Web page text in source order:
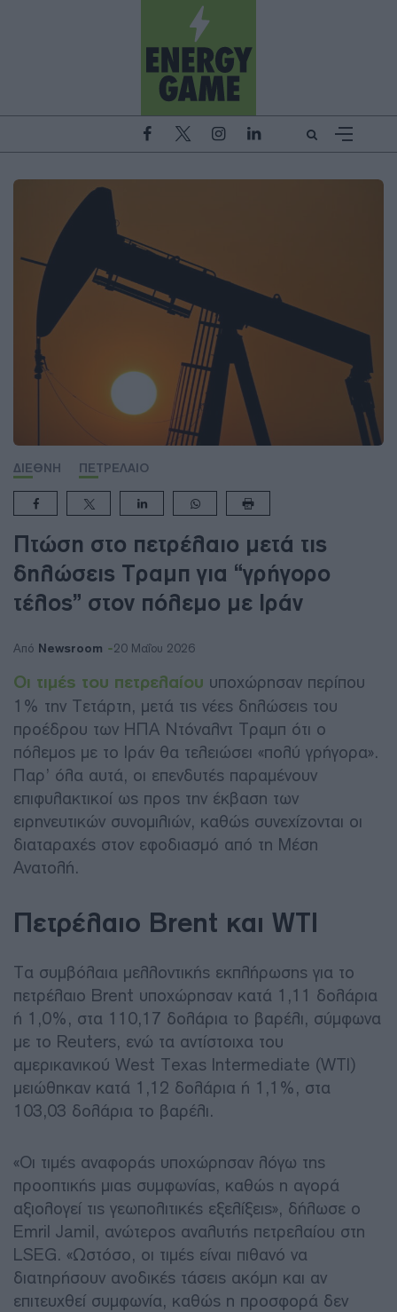
ΔΙΕΘΝΗ ΠΕΤΡΕΛΑΙΟ
Πτώση στο πετρέλαιο μετά τις
δηλώσεις Τραμπ για “γρήγορο
τέλος” στον πόλεμο με Ιράν
Από Newsroom 20 Μαΐου 2026
Οι τιμές του πετρελαίου υποχώρησαν περίπου
1% την Τετάρτη, μετά τις νέες δηλώσεις του
προέδρου των ΗΠΑ Ντόναλντ Τραμπ ότι ο
πόλεμος με το Ιράν θα τελειώσει «πολύ γρήγορα».
Παρ’ όλα αυτά, οι επενδυτές παραμένουν
επιφυλακτικοί ως προς την έκβαση των
ειρηνευτικών συνομιλιών, καθώς συνεχίζονται οι
διαταραχές στον εφοδιασμό από τη Μέση
Ανατολή.
Πετρέλαιο Brent και WTI
Τα συμβόλαια μελλοντικής εκπλήρωσης για το
πετρέλαιο Brent υποχώρησαν κατά 1,11 δολάρια
ή 1,0%, στα 110,17 δολάρια το βαρέλι, σύμφωνα
με το Reuters, ενώ τα αντίστοιχα του
αμερικανικού West Texas Intermediate (WTI)
μειώθηκαν κατά 1,12 δολάρια ή 1,1%, στα
103,03 δολάρια το βαρέλι.
«Οι τιμές αναφοράς υποχώρησαν λόγω της
προοπτικής μιας συμφωνίας, καθώς η αγορά
αξιολογεί τις γεωπολιτικές εξελίξεις», δήλωσε ο
Emril Jamil, ανώτερος αναλυτής πετρελαίου στη
LSEG. «Ωστόσο, οι τιμές είναι πιθανό να
διατηρήσουν ανοδικές τάσεις ακόμη και αν
επιτευχθεί συμφωνία, καθώς η προσφορά δεν